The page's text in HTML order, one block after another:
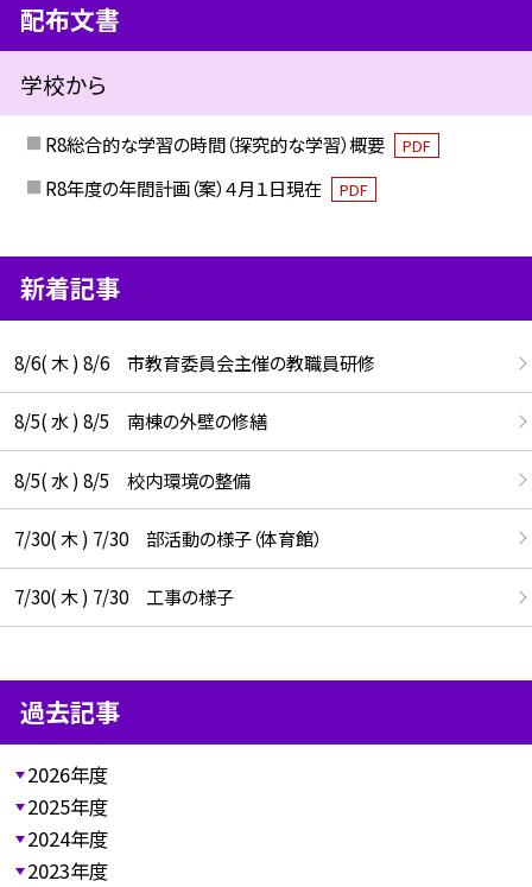
配布文書
学校から
R8総合的な学習の時間（探究的な学習）概要 PDF
R8年度の年間計画（案）４月１日現在 PDF
新着記事
8/6( 木 ) 8/6 市教育委員会主催の教職員研修
8/5( 水 ) 8/5 南棟の外壁の修繕
8/5( 水 ) 8/5 校内環境の整備
7/30( 木 ) 7/30 部活動の様子（体育館）
7/30( 木 ) 7/30 工事の様子
過去記事
2026年度
2025年度
2024年度
2023年度